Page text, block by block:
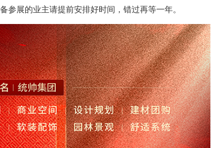
展的业主请提前安排好时间，错过再等一年。